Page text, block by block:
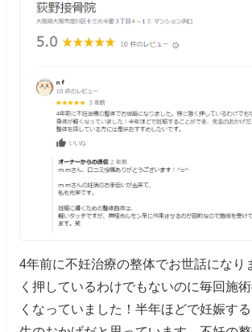
4年前に不妊治療の整体でお世話になり
く押しているわけでもないのに毎回施
くなっていました！半年ほどで妊娠す